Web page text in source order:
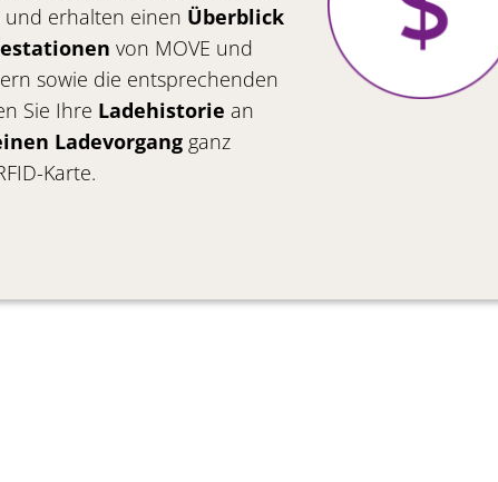
und erhalten einen Überblick
von MOVE und
sowie die entsprechenden
Sie Ihre Ladehistorie an
Ladevorgangganz
Karte.